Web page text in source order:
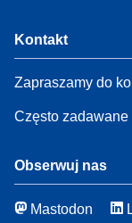
Kontakt
Zapraszamy do
Często zadawane
Obserwuj nas
Mastodon